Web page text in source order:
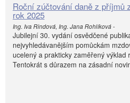
Roční zúčtování daně z příjmů
rok 2025
Ing. Iva Rindová, Ing. Jana Rohlíková -
Jubilejní 30. vydání osvědčené
nejvyhledávanějším pomůckám
ucelený a prakticky zaměřený
Tentokrát s důrazem na zásadní